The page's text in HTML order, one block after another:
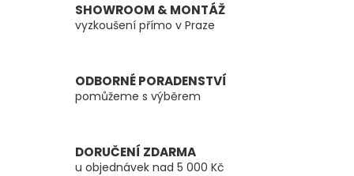
SHOWROOM & MONTÁŽ
vyzkoušení přímo v Praze
ODBORNÉ PORADENSTVÍ
pomůžeme s výběrem
DORUČENÍ ZDARMA
u objednávek nad 5 000 Kč